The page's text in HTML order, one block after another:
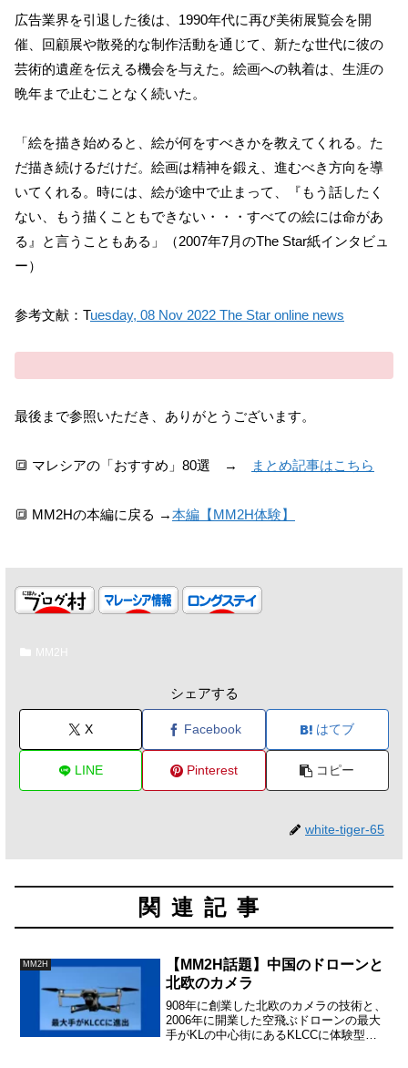
広告業界を引退した後は、1990年代に再び美術展覧会を開
催、回顧展や散発的な制作活動を通じて、新たな世代に彼の
芸術的遺産を伝える機会を与えた。絵画への執着は、生涯の
晩年まで止むことなく続いた。
「絵を描き始めると、絵が何をすべきかを教えてくれる。た
だ描き続けるだけだ。絵画は精神を鍛え、進むべき方向を導
いてくれる。時には、絵が途中で止まって、『もう話したく
ない、もう描くこともできない・・・すべての絵には命があ
る』と言うこともある」（2007年7月のThe Star紙インタビュ
ー）
参考文献：Tuesday, 08 Nov 2022 The Star online news
最後まで参照いただき、ありがとうございます。
🔳 マレシアの「おすすめ」80選 → まとめ記事はこちら
🔳 MM2Hの本編に戻る →本編【MM2H体験】
MM2H
シェアする
X Facebook はてブ
LINE Pinterest コピー
white-tiger-65
関連記事
MM2H
【MM2H話題】中国のドローンと
北欧のカメラ
908年に創業した北欧のカメラの技術と、
2006年に開業した空飛ぶドローンの最大
手がKLの中心街にあるKLCCに体験型シ